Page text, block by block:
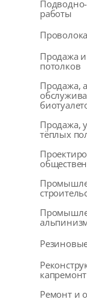
работы
Проволока
Продажа
потолков
Продажа,
Продажа,
тёплых
Ремонт и